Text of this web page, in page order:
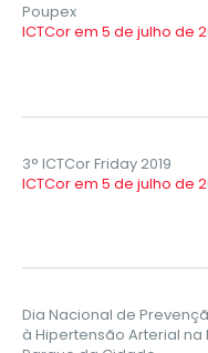
Poupex
ICTCor em 5 de julho de
3° ICTCor Friday 2019
ICTCor em 5 de julho de
Dia Nacional de
à Hipertensão Arterial na